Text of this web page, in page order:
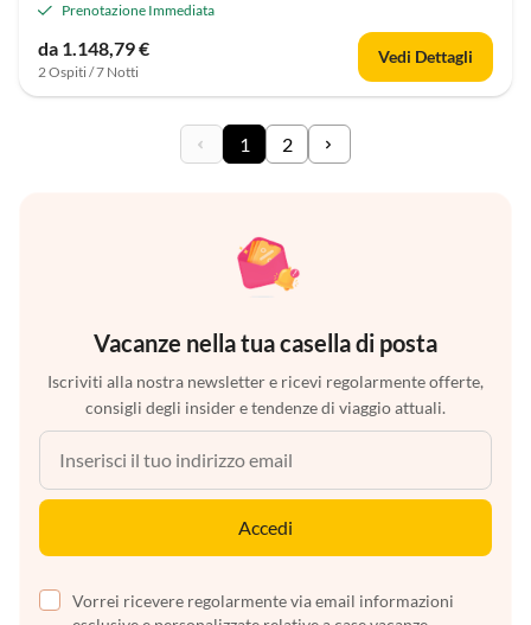
Prenotazione Immediata
da 1.148,79 €
2 Ospiti / 7 Notti
Vedi Dettagli
1 2
Vacanze nella tua casella di posta
Iscriviti alla nostra newsletter e ricevi regolarmente offerte,
consigli degli insider e tendenze di viaggio attuali.
Accedi
Vorrei ricevere regolarmente via email informazioni